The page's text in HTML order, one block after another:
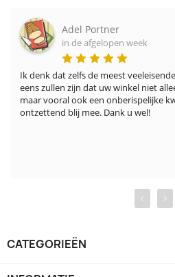
Adel Portner
in de afgelopen week
Ik denk dat zelfs de meest
eens zullen zijn dat uw winkel niet
maar vooral ook een onberispelijke
ontzettend blij mee. Dank u wel!
‹ ›
CATEGORIEËN